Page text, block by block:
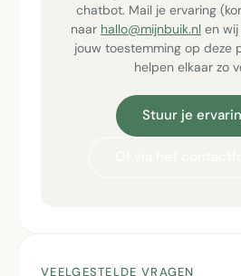
chatbot. Mail je ervaring
naar hallo@mijnbuik.nl en
jouw toestemming op deze
helpen elkaar zo
Stuur je
VEELGESTELDE VRAGEN